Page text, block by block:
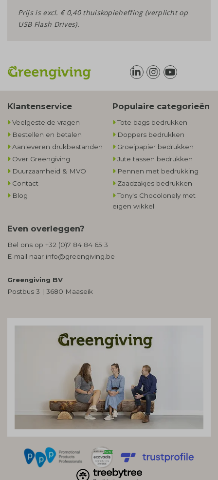
Prijs is excl. € 0,40 thuiskopieheffing (verplicht op
USB Flash Drives).
Klantenservice
Veelgestelde vragen
Bestellen en betalen
Aanleveren drukbestanden
Over Greengiving
Duurzaamheid & MVO
Contact
Blog
Populaire categorieën
Tote bags bedrukken
Doppers bedrukken
Groeipapier bedrukken
Jute tassen bedrukken
Pennen met bedrukking
Zaadzakjes bedrukken
Tony's Chocolonely met
eigen wikkel
Even overleggen?
Bel ons op +32 (0)7 84 84 65 3
E-mail naar info@greengiving.be
Greengiving BV
Postbus 3 | 3680 Maaseik